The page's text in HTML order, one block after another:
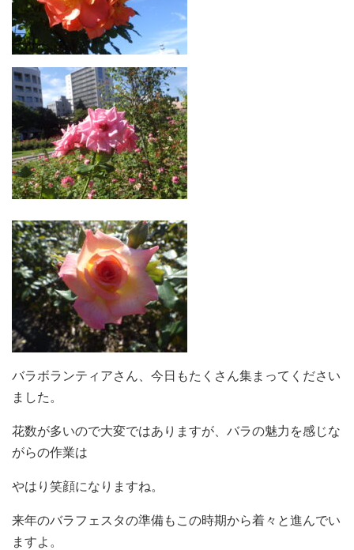
バラボランティアさん、今日もたくさん集まってください
ました。
花数が多いので大変ではありますが、バラの魅力を感じな
がらの作業は
やはり笑顔になりますね。
来年のバラフェスタの準備もこの時期から着々と進んでい
ますよ。